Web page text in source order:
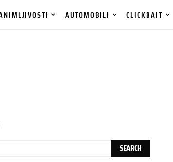
AUTOMOBILI CLICKBAIT
SEARCH